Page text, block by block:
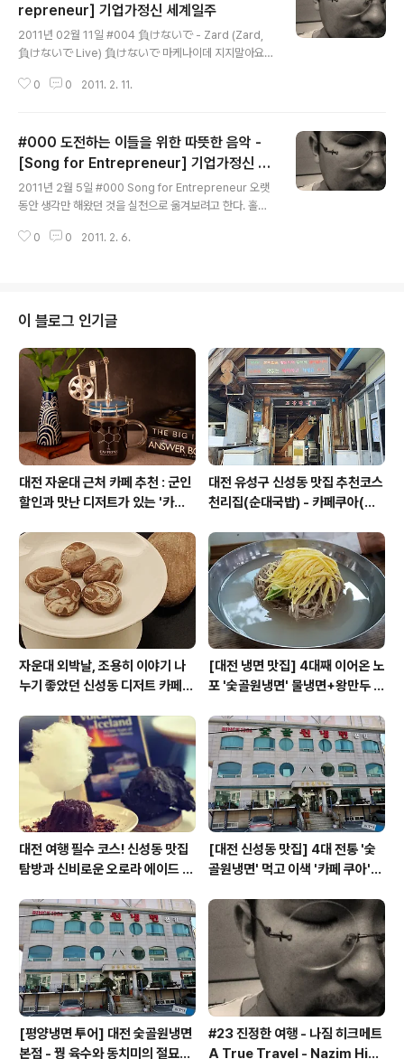
에 나와 너는 지쳐가고 또 다른 행동으로 또 다른 말들로 스
스로를 안심시키지 인정함이 많을수록 새로움은 점점 더
멀어지고 그저 왔다갔다 시계추와 같이 매일매일 흔들리겠
지 일어나 일어나 다시 한번해보는거야 일어나 일어나 봄
의 새싹들처럼 가볍게 산다는 건 결국은 스스로를 헐궈 내
repreneur] 기업가정신 세계일주
2011년 02월 11일 #004 負けないで - Zard (Zard,
負けないで Live) 負けないで 마케나이데 지지말아요 Z
시센가 부츠카루 우연히 시선이 마주치네요 幸運のとき
－の季節に戀した 파스테루 카라노 키세츠니 코이시타
파스텔 색 계절에 사랑했던 あの日のように 輝いてる 아
노 히노요오니 카가야이테루 그 날 처럼 빛나고 있는 あな
たでいてね 아나타데이테네 당신인 채로 있어줘요 負け
으로 조금만 最後まで 走り拔けて 사이고마데 하시리 누
0 0 2011. 2. 11.
#000 도전하는 이들을 위한 따뜻한 음악 -
[Song for Entrepreneur] 기업가정신 세
계일주
2011년 2월 5일 #000 Song for Entrepreneur 오랫
동안 생각만 해왔던 것을 실천으로 옮겨보려고 한다. 홀로
악, 치유의 음악, 용기의 음악, 세움의 음악을 한 곡씩 정리
0 0 2011. 2. 6.
이 블로그 인기글
대전 자운대 근처 카페 추천 : 군인
할인과 맛난 디저트가 있는 '카페
대전 유성구 신성동 맛집 추천코스
천리집(순대국밥) - 카페쿠아(커
자운대 외박날, 조용히 이야기 나
누기 좋았던 신성동 디저트 카페
[대전 냉면 맛집] 4대째 이어온 노
포 '숯골원냉면' 물냉면+왕만두 조
대전 여행 필수 코스! 신성동 맛집
탐방과 신비로운 오로라 에이드 체
[대전 신성동 맛집] 4대 전통 '숯
골원냉면' 먹고 이색 '카페 쿠아'로
[평양냉면 투어] 대전 숯골원냉면
본점 - 꿩 육수와 동치미의 절묘한
#23 진정한 여행 - 나짐 히크메트
A True Travel - Nazim Hik